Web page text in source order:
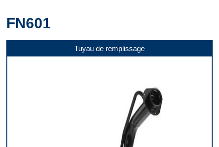
FN601
Tuyau de remplissage